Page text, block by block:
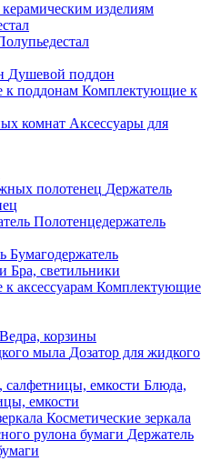
изделиям
Душевой поддон
Комплектующие к
Аксессуары для
Держатель
Полотенцедержатель
Бумагодержатель
Бра, светильники
Комплектующие
Ведра, корзины
Дозатор для жидкого
Блюда,
емкости
Косметические зеркала
Держатель